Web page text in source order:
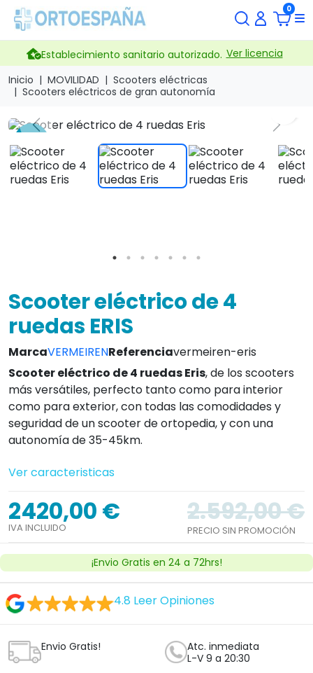
0
Establecimiento sanitario autorizado. Ver licencia
Inicio
MOVILIDAD
Scooters eléctricas
Scooters eléctricos de gran autonomía
Previous Next
Scooter eléctrico de 4
ruedas ERIS
MarcaVERMEIRENReferenciavermeiren-eris
Scooter eléctrico de 4 ruedas Eris, de los scooters
más versátiles, perfecto tanto como para interior
como para exterior, con todas las comodidades y
seguridad de un scooter de ortopedia, y con una
autonomía de 35-45km.
Ver caracteristicas
2420,00 €
IVA INCLUIDO
2.592,00 €
PRECIO SIN PROMOCIÓN
¡Envio Gratis en 24 a 72hrs!
4.8 Leer Opiniones
Envio Gratis!
Atc. inmediata
L-V 9 a 20:30